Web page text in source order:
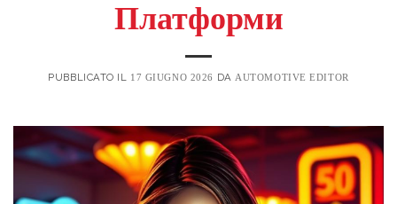
Платформи
PUBBLICATO IL 17 GIUGNO 2026 DA AUTOMOTIVE EDITOR